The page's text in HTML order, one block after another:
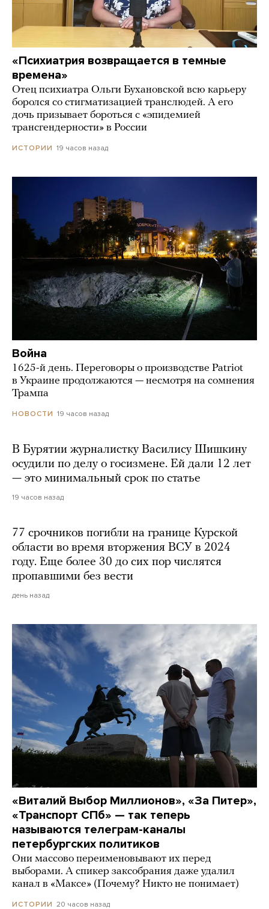
«Психиатрия возвращается в темные
времена»
Отец психиатра Ольги Бухановской всю карьеру
боролся со стигматизацией транслюдей. А его
дочь призывает бороться с «эпидемией
трансгендерности» в России
ИСТОРИИ 19 часов назад
Война
1625-й день. Переговоры о производстве Patriot
в Украине продолжаются — несмотря на сомнения
Трампа
НОВОСТИ 19 часов назад
В Бурятии журналистку Василису Шишкину
осудили по делу о госизмене. Ей дали 12 лет
— это минимальный срок по статье
19 часов назад
77 срочников погибли на границе Курской
области во время вторжения ВСУ в 2024
году. Еще более 30 до сих пор числятся
пропавшими без вести
день назад
«Виталий Выбор Миллионов», «За Питер»,
«Транспорт СПб» — так теперь
называются телеграм-каналы
петербургских политиков
Они массово переименовывают их перед
выборами. А спикер заксобрания даже удалил
канал в «Максе» (Почему? Никто не понимает)
ИСТОРИИ 20 часов назад